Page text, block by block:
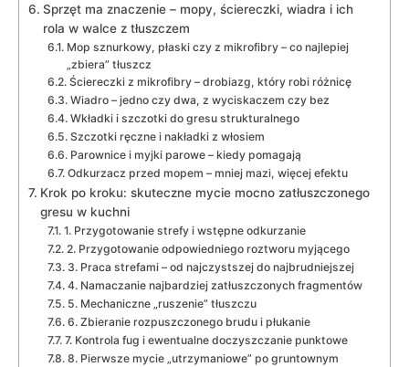
Sprzęt ma znaczenie – mopy, ściereczki, wiadra i ich
rola w walce z tłuszczem
Mop sznurkowy, płaski czy z mikrofibry – co najlepiej
„zbiera” tłuszcz
Ściereczki z mikrofibry – drobiazg, który robi różnicę
Wiadro – jedno czy dwa, z wyciskaczem czy bez
Wkładki i szczotki do gresu strukturalnego
Szczotki ręczne i nakładki z włosiem
Parownice i myjki parowe – kiedy pomagają
Odkurzacz przed mopem – mniej mazi, więcej efektu
Krok po kroku: skuteczne mycie mocno zatłuszczonego
gresu w kuchni
1. Przygotowanie strefy i wstępne odkurzanie
2. Przygotowanie odpowiedniego roztworu myjącego
3. Praca strefami – od najczystszej do najbrudniejszej
4. Namaczanie najbardziej zatłuszczonych fragmentów
5. Mechaniczne „ruszenie” tłuszczu
6. Zbieranie rozpuszczonego brudu i płukanie
7. Kontrola fug i ewentualne doczyszczanie punktowe
8. Pierwsze mycie „utrzymaniowe” po gruntownym